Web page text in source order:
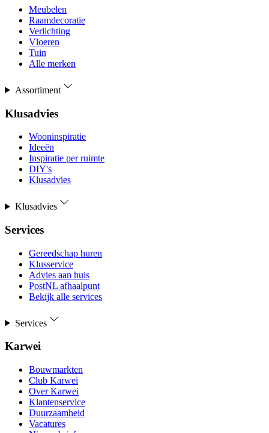
Meubelen
Raamdecoratie
Verlichting
Vloeren
Tuin
Alle merken
Assortiment
Klusadvies
Wooninspiratie
Ideeën
Inspiratie per ruimte
DIY's
Klusadvies
Klusadvies
Services
Gereedschap huren
Klusservice
Advies aan huis
PostNL afhaalpunt
Bekijk alle services
Services
Karwei
Bouwmarkten
Club Karwei
Over Karwei
Klantenservice
Duurzaamheid
Vacatures